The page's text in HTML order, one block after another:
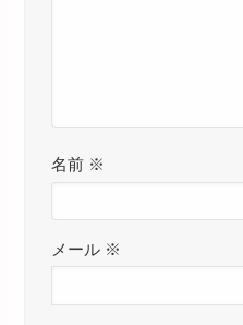
名前 ※
メール ※